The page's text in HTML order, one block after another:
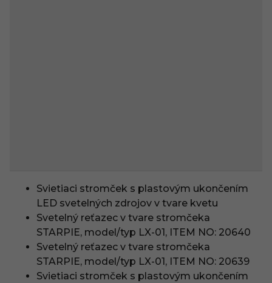
Svietiaci stromček s plastovým ukončením
LED svetelných zdrojov v tvare kvetu
Svetelný reťazec v tvare stromčeka
STARPIE, model/typ LX-01, ITEM NO: 20640
Svetelný reťazec v tvare stromčeka
STARPIE, model/typ LX-01, ITEM NO: 20639
Svietiaci stromček s plastovým ukončením